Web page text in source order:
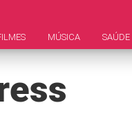
MÚSICA SAÚDE